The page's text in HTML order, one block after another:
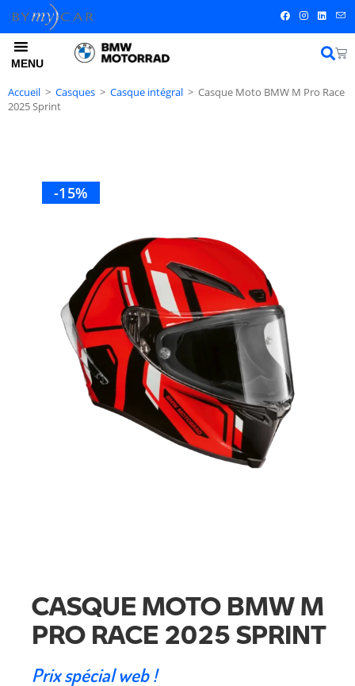
MENU
Accueil > Casques > Casque intégral > Casque Moto BMW M Pro Race
2025 Sprint
-15%
CASQUE MOTO BMW M
PRO RACE 2025 SPRINT
Prix spécial web !